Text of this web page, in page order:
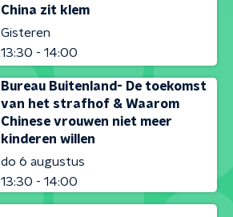
China zit klem
Gisteren
13:30 - 14:00
Bureau Buitenland- De toekomst
van het strafhof & Waarom
Chinese vrouwen niet meer
kinderen willen
do 6 augustus
13:30 - 14:00